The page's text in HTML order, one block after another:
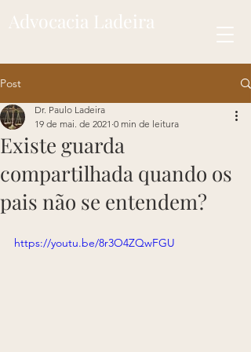
Advocacia Ladeira
Post
Existe guarda
compartilhada quando os
pais não se entendem?
Dr. Paulo Ladeira
19 de mai. de 2021 0 min de leitura
https://youtu.be/8r3O4ZQwFGU